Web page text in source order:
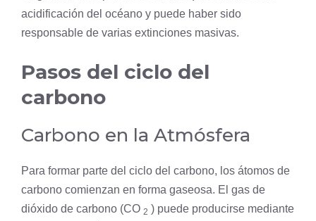
acidificación del océano y puede haber sido
responsable de varias extinciones masivas.
Pasos del ciclo del
carbono
Carbono en la Atmósfera
Para formar parte del ciclo del carbono, los átomos de
carbono comienzan en forma gaseosa. El gas de
dióxido de carbono (CO 2 ) puede producirse mediante